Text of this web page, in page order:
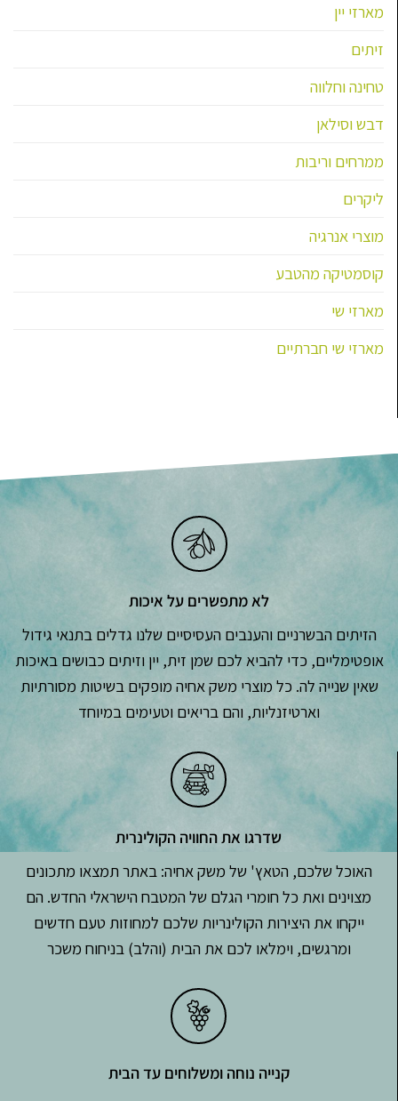
מארזי יין
זיתים
טחינה וחלווה
דבש וסילאן
ממרחים וריבות
ליקרים
מוצרי אנרגיה
קוסמטיקה מהטבע
מארזי שי
מארזי שי חברתיים
לא מתפשרים על איכות
הזיתים הבשרניים והענבים העסיסיים שלנו גדלים בתנאי גידול
אופטימליים, כדי להביא לכם שמן זית, יין וזיתים כבושים באיכות
שאין שנייה לה. כל מוצרי משק אחיה מופקים בשיטות מסורתיות
וארטיזנליות, והם בריאים וטעימים במיוחד
שדרגו את החוויה הקולינרית
האוכל שלכם, הטאץ' של משק אחיה: באתר תמצאו מתכונים
מצוינים ואת כל חומרי הגלם של המטבח הישראלי החדש. הם
ייקחו את היצירות הקולינריות שלכם למחוזות טעם חדשים
ומרגשים, וימלאו לכם את הבית (והלב) בניחוח משכר
קנייה נוחה ומשלוחים עד הבית